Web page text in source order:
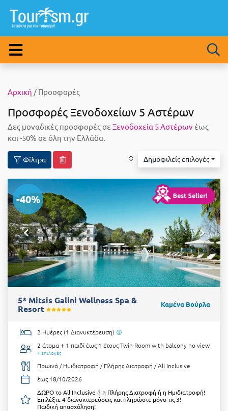
Αρχική / Προσφορές
Προσφορές Ξενοδοχείων 5 Αστέρων
Δες μοναδικές προσφορές σε Ξενοδοχεία 5 Αστέρων έως
και -50% σε όλη την Ελλάδα.
Φίλτρα Δημοφιλείς επιλογές
-40%
5* Mitsis Galini Wellness Spa &
Resort
Καμένα Βούρλα
2 Ημέρες (1 Διανυκτέρευση)
2 άτομα + 1 παιδί έως 1 έτουςTwin Room with balcony no view
+ επιλογές
Πρωινό / Ημιδιατροφή / Πλήρης Διατροφή / All Inclusive
έως 18/10/2026
ΔΩΡΟ το All Inclusive ή η Πλήρης Διατροφή ή η Ημιδιατροφή!
Επιλέξτε 4 διανυκτερεύσεις και πληρώστε μόνο τις 3!
Παιδική απασχόληση!